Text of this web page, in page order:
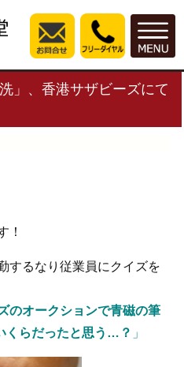
」、香港サザビーズにて
！
するなり従業員にクイズを
のオークションで青磁の筆
らだったと思う…？ 」